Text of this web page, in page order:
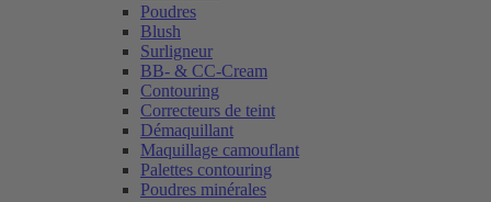
Poudres
Blush
Surligneur
BB- & CC-Cream
Contouring
Correcteurs de teint
Démaquillant
Maquillage camouflant
Palettes contouring
Poudres minérales